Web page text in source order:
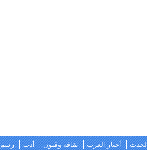
أخبار العرب ثقافة وفنون أدب